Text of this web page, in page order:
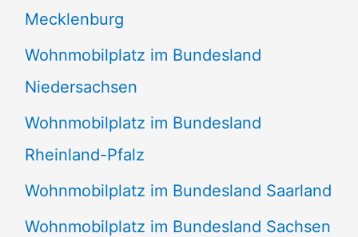
Mecklenburg
Wohnmobilplatz im Bundesland
Niedersachsen
Wohnmobilplatz im Bundesland
Rheinland-Pfalz
Wohnmobilplatz im Bundesland Saarland
Wohnmobilplatz im Bundesland Sachsen